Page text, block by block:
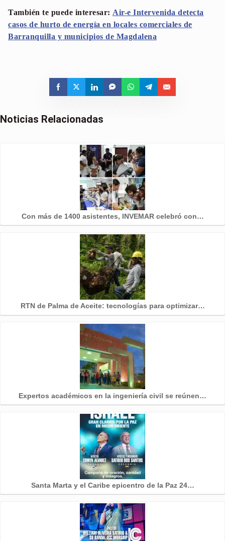
También te puede interesar: Air-e Intervenida detecta
casos de hurto de energía en locales comerciales de
Barranquilla y municipios de Magdalena
Noticias Relacionadas
Con más de 1400 asistentes, INVEMAR celebró con…
RTN de Palma de Aceite: tecnologías para optimizar…
Expertos académicos en la ingeniería civil se reúnen…
Santa Marta y el Caribe epicentro de la Paz 24…